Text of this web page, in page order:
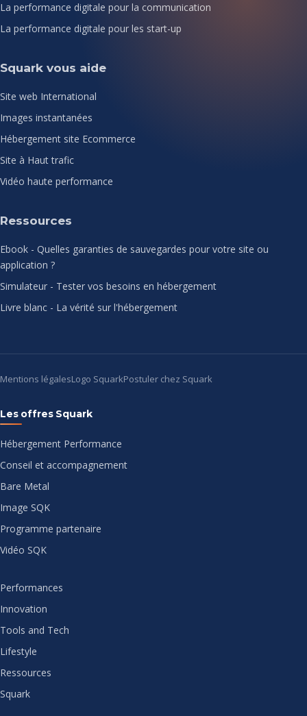
La performance digitale pour la communication
La performance digitale pour les start-up
Squark vous aide
Site web International
Images instantanées
Hébergement site Ecommerce
Site à Haut trafic
Vidéo haute performance
Ressources
Ebook - Quelles garanties de sauvegardes pour votre site ou
application ?
Simulateur - Tester vos besoins en hébergement
Livre blanc - La vérité sur l'hébergement
Mentions légalesLogo SquarkPostuler chez Squark
Les offres Squark
Hébergement Performance
Conseil et accompagnement
Bare Metal
Image SQK
Programme partenaire
Vidéo SQK
Performances
Innovation
Tools and Tech
Lifestyle
Ressources
Squark